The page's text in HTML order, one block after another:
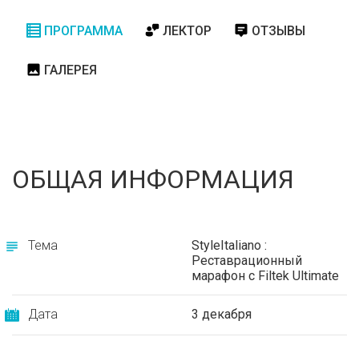
ПРОГРАММА ЛЕКТОР ОТЗЫВЫ
ГАЛЕРЕЯ
ОБЩАЯ ИНФОРМАЦИЯ
Тема
StyleItaliano :
Реставрационный
марафон с Filtek Ultimate
Дата 3 декабря